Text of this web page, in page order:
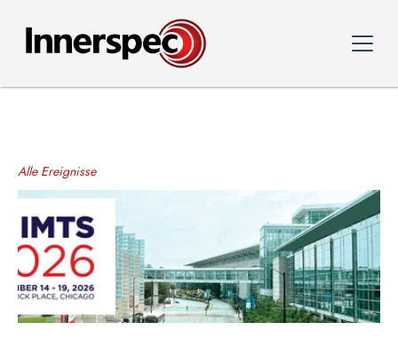
Alle Ereignisse